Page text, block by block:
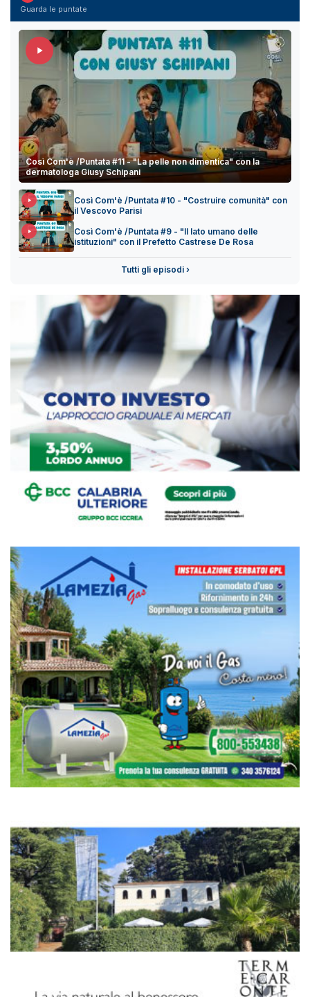
Guarda le puntate
Così Com'è /Puntata #11 - "La pelle non dimentica" con la
dermatologa Giusy Schipani
Così Com'è /Puntata #10 - "Costruire comunità" con
il Vescovo Parisi
Così Com'è /Puntata #9 - "Il lato umano delle
istituzioni" con il Prefetto Castrese De Rosa
Tutti gli episodi ›